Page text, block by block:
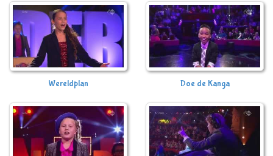
Wereldplan Doe de Kanga